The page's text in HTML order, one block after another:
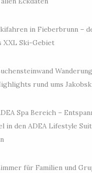
in Fieberbrunn –
XXL Ski-Gebiet
rund ums
Spa Bereich –
in den ADEA Lifestyle
für Familien und